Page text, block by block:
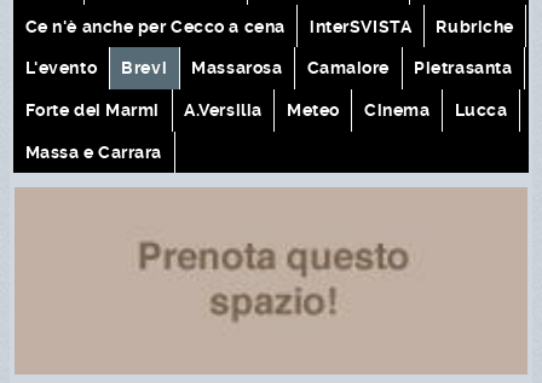
Ce n'è anche per Cecco a cena interSVISTA Rubriche
L'evento Brevi Massarosa Camaiore Pietrasanta
Forte dei Marmi A.Versilia Meteo Cinema Lucca
Massa e Carrara